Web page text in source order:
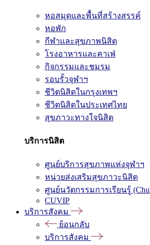
หอสมุดและพื้นที่สร้างสรรค์
หอพัก
กีฬาและสุขภาพนิสิต
โรงอาหารและคาเฟ่
กิจกรรมและชมรม
รอบรั้วจุฬาฯ
ชีวิตนิสิตในกรุงเทพฯ
ชีวิตนิสิตในประเทศไทย
สุขภาวะทางใจนิสิต
บริการนิสิต
ศูนย์บริการสุขภาพแห่งจุฬาฯ
หน่วยส่งเสริมสุขภาวะนิสิต
ศูนย์นวัตกรรมการเรียนรู้
CUVIP
บริการสังคม
ย้อนกลับ
บริการสังคม